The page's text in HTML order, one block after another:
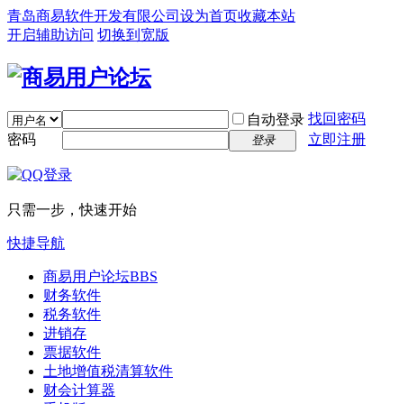
青岛商易软件开发有限公司 设为首页收藏本站
开启辅助访问 切换到宽版
自动登录 找回密码
密码
登录 立即注册
只需一步，快速开始
快捷导航
商易用户论坛BBS
财务软件
税务软件
进销存
票据软件
土地增值税清算软件
财会计算器